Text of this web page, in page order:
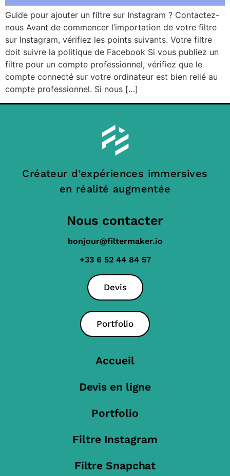
Guide pour ajouter un filtre sur Instagram ? Contactez-
nous Avant de commencer l’importation de votre filtre
sur Instagram, vérifiez les points suivants. Votre filtre
doit suivre la politique de Facebook Si vous publiez un
filtre pour un compte professionnel, vérifiez que le
compte connecté sur votre ordinateur est bien relié au
compte professionnel. Si nous […]
Créateur d’expériences immersives
en réalité augmentée
Nous contacter
bonjour@filtermaker.io
+33 6 52 44 84 57
Devis
Portfolio
Accueil
Devis en ligne
Portfolio
Filtre Instagram
Filtre Snapchat